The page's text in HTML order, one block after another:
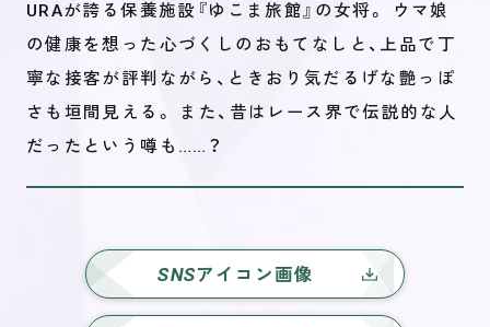
URAが誇る保養施設『ゆこま旅館』の女将。 ウマ娘
の健康を想った心づくしのおもてなしと、上品で丁
寧な接客が評判ながら、ときおり気だるげな艶っぽ
さも垣間見える。 また、昔はレース界で伝説的な人
だったという噂も……？
SNSアイコン画像